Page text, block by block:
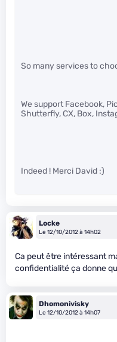
So many services to
We support Facebook,
Shutterfly, CX, Box,
Indeed ! Merci David :)
Locke
Le 12/10/2012 à 14h02
Ca peut être intéressant
confidentialité ça donne
Dhomonivisky
Le 12/10/2012 à 14h07